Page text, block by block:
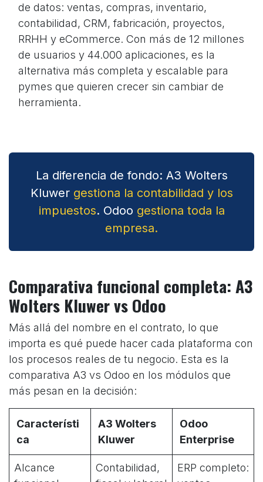
de datos: ventas, compras, inventario,
contabilidad, CRM, fabricación, proyectos,
RRHH y eCommerce. Con más de 12 millones
de usuarios y 44.000 aplicaciones, es la
alternativa más completa y escalable para
pymes que quieren crecer sin cambiar de
herramienta.
La diferencia de fondo: A3 Wolters
Kluwer gestiona la contabilidad y los
impuestos. Odoo gestiona toda la
empresa.
Comparativa funcional completa: A3
Wolters Kluwer vs Odoo
Más allá del nombre en el contrato, lo que
importa es qué puede hacer cada plataforma con
los procesos reales de tu negocio. Esta es la
comparativa A3 vs Odoo en los módulos que
más pesan en la decisión:
Característi
ca
A3 Wolters
Kluwer
Odoo
Enterprise
Alcance
Contabilidad,
ERP completo: